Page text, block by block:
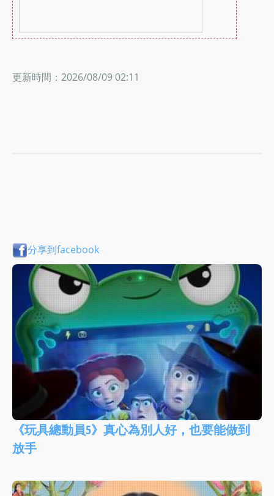
更新時間：2026/08/09 02:11
分享到facebook
《玩具總動員5》真心為別人好，也要能做到
放手